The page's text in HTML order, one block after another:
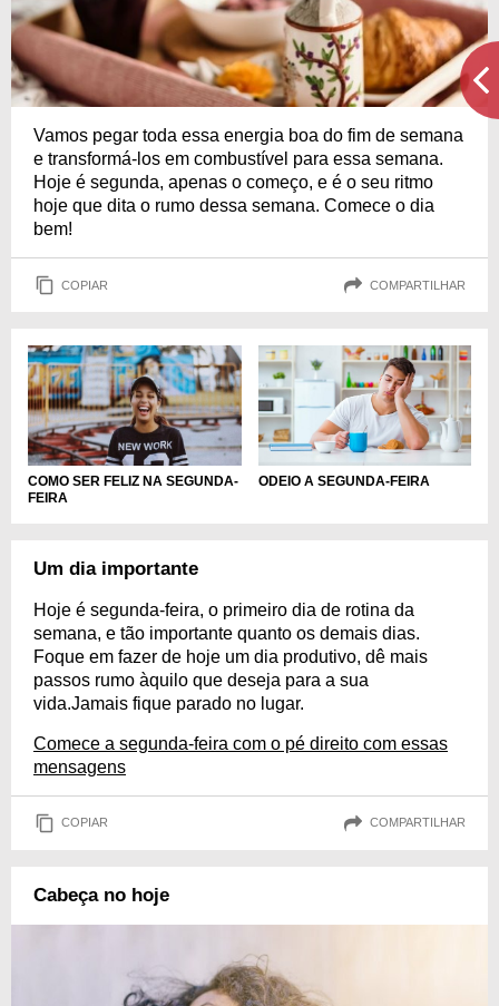
Vamos pegar toda essa energia boa do fim de semana
e transformá-los em combustível para essa semana.
Hoje é segunda, apenas o começo, e é o seu ritmo
hoje que dita o rumo dessa semana. Comece o dia
bem!
COPIAR COMPARTILHAR
COMO SER FELIZ NA SEGUNDA-
FEIRA
ODEIO A SEGUNDA-FEIRA
Um dia importante
Hoje é segunda-feira, o primeiro dia de rotina da
semana, e tão importante quanto os demais dias.
Foque em fazer de hoje um dia produtivo, dê mais
passos rumo àquilo que deseja para a sua
vida.Jamais fique parado no lugar.
Comece a segunda-feira com o pé direito com essas
mensagens
COPIAR COMPARTILHAR
Cabeça no hoje